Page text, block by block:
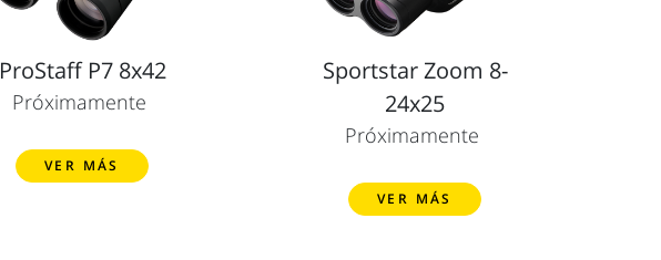
ProStaff P7 8x42
Próximamente
VER MÁS
Sportstar Zoom 8-
24x25
Próximamente
VER MÁS